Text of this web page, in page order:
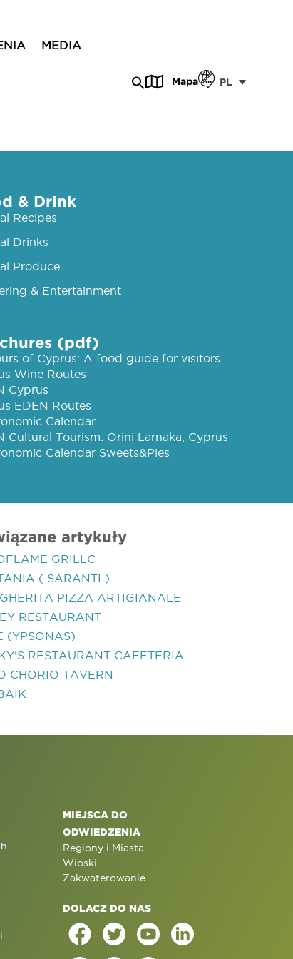
MEDIA
Mapa PL
& Drink
Recipes
Drinks
Produce
& Entertainment
(pdf)
of Cyprus: A food guide for visitors
Wine Routes
Cyprus
EDEN Routes
Calendar
Cultural Tourism: Orini Larnaka, Cyprus
Calendar Sweets&Pies
artykuły
GRILLC
( SARANTI )
PIZZA ARTIGIANALE
RESTAURANT
(YPSONAS)
RESTAURANT CAFETERIA
CHORIO TAVERN
MIEJSCA DO
ODWIEDZENIA
Regiony i Miasta
Wioski
Zakwaterowanie
DOLACZ DO NAS